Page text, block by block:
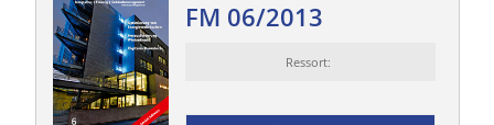
FM 06/2013
Ressort: